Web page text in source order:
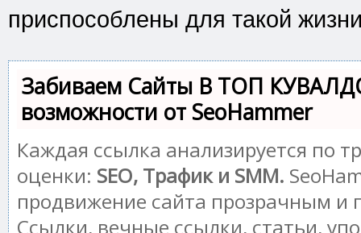
приспособлены для такой
Забиваем Сайты В ТОП
возможности от SeoHammer
Каждая ссылка анализируется по
оценки: SEO, Трафик и SMM.
продвижение сайта прозрачным и
Ссылки, вечные ссылки, статьи,